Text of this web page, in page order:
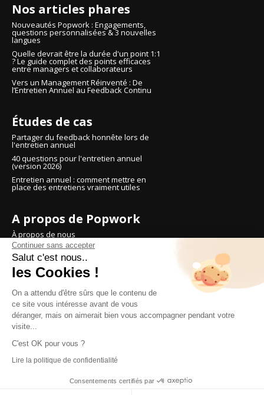
Réflexions et conseils sur le
management d'équipe et le
leadership
Nos articles phares
Nouveautés Popwork : Engagements,
questions personnalisées & 3 nouvelles
langues
Quelle devrait être la durée d'un point 1:1
? Le guide complet des points efficaces
entre managers et collaborateurs
Vers un Management Réinventé : De
l’Entretien Annuel au Feedback Continu
Études de cas
Partager du feedback honnête lors de
l'entretien annuel
40 questions pour l'entretien annuel
(version 2026)
Entretien annuel : comment mettre en
place des entretiens vraiment utiles
A propos de Popwork
À propos de nous
Réserver une démo
Tarifs
Essayer Popwork
Continuer sans accepter
Salut c'est nous..
les Cookies !
On a attendu d'être sûrs que le contenu de
ce site vous intéresse avant de vous
déranger, mais on aimerait bien vous accompagner pendant votre
visite...
C'est OK pour vous ?
Lire la politique de confidentialité
Consentements certifiés par